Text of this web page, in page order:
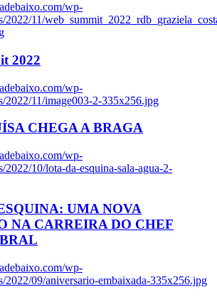
wp-
2022/11/
2022
wp-
2022/11/image003-2-335x256.jpg
CHEGA A BRAGA
wp-
2022/10/lota-da-esquina-sala-agua-2-
UMA NOVA
NA CARREIRA DO CHEF
wp-
2022/09/aniversario-embaixada-335x256.jpg